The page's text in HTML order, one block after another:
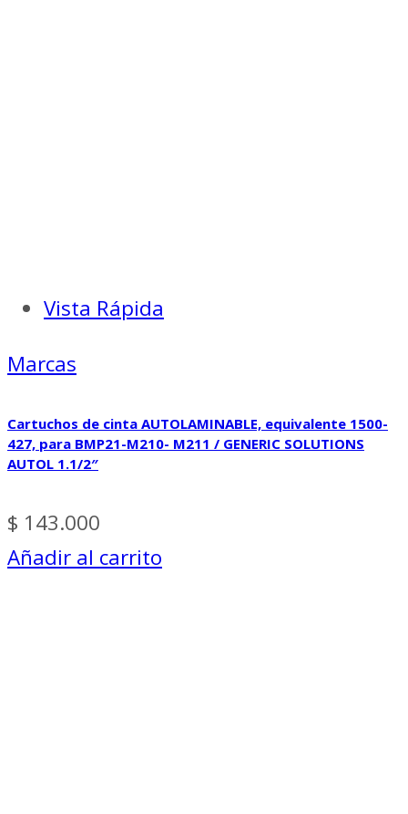
Vista Rápida
Marcas
Cartuchos de cinta AUTOLAMINABLE, equivalente 1500-
427, para BMP21-M210- M211 / GENERIC SOLUTIONS
AUTOL 1.1/2″
$ 143.000
Añadir al carrito